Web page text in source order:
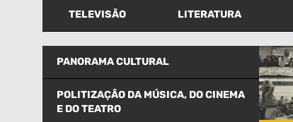
TELEVISÃO LITERATURA
PANORAMA CULTURAL
POLITIZAÇÃO DA MÚSICA, DO CINEMA
E DO TEATRO